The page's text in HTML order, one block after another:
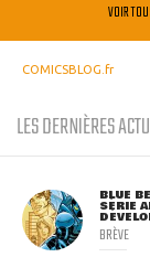
VOIR
COMICSBLOG.fr
LES DERNIÈRES
BLUE
SÉRIE
BRÈVE